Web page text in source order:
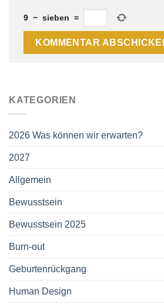
KATEGORIEN
2026 Was können wir erwarten?
2027
Allgemein
Bewusstsein
Bewusstsein 2025
Burn-out
Geburtenrückgang
Human Design
9 − sieben =